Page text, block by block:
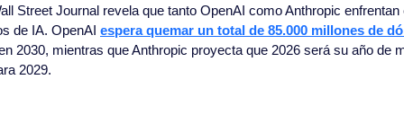
Street Journal revela que tanto OpenAI como Anthropic
de IA. OpenAI espera quemar un total de 85.000 millones de
2030, mientras que Anthropic proyecta que 2026 será su año de
2029.